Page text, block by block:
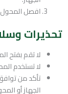
افصل المحول
تحذيرات
لا تقم بفتح
لا تستخدم
تأكد من
الجهاز أو